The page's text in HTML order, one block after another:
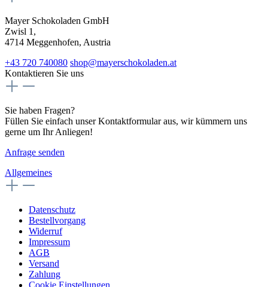
Mayer Schokoladen GmbH
Zwisl 1,
4714 Meggenhofen, Austria
+43 720 740080 shop@mayerschokoladen.at
Kontaktieren Sie uns
Sie haben Fragen?
Füllen Sie einfach unser Kontaktformular aus, wir kümmern uns
gerne um Ihr Anliegen!
Anfrage senden
Allgemeines
Datenschutz
Bestellvorgang
Widerruf
Impressum
AGB
Versand
Zahlung
Cookie Einstellungen